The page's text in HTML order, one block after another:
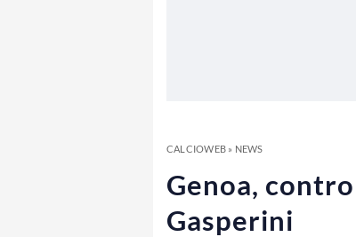
CALCIOWEB» NEWS
Genoa,
Gasperini